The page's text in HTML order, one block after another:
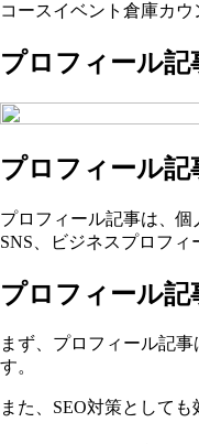
コースイベント 倉庫カウ
プロフィール
プロフィール記
プロフィール記事は、
SNS、ビジネスプロフィ
プロフィール記
まず、プロフィール記
す。
また、SEO対策として